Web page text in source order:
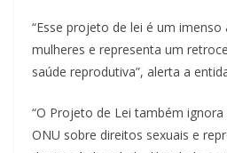
“Esse projeto de lei é um
mulheres e representa um
saúde reprodutiva”, alerta a
“O Projeto de Lei também
ONU sobre direitos sexuais e